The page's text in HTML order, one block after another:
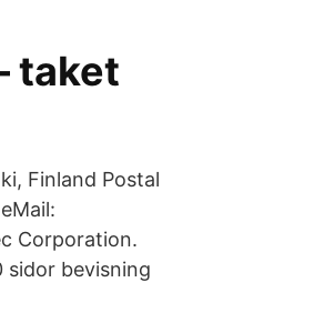
taket
Finland Postal
Corporation.
sidor bevisning